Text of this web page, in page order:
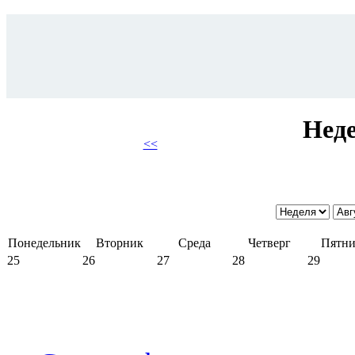
<<
Понедельник Вторник Среда Четверг
25
26 27 28 29